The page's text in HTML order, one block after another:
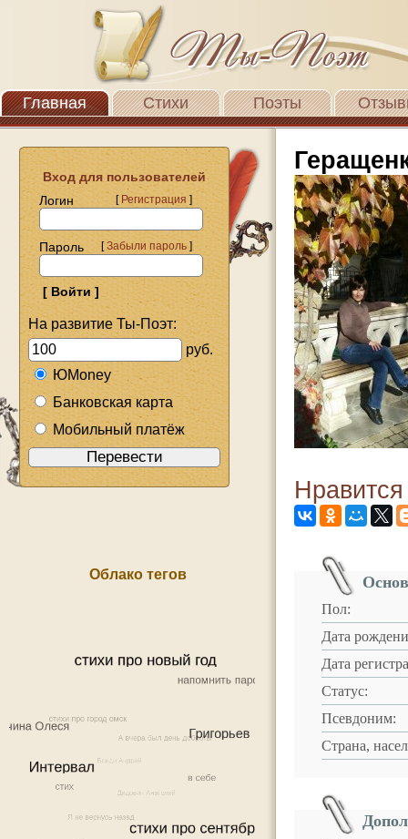
Главная Стихи Поэты
Вход для пользователей
Логин
[Регистрация]
Пароль [Забыли пароль]
На развитие Ты-Поэт:
руб.
ЮMoney
Банковская карта
Мобильный платёж
Облако тегов
Пол:
Дата
Дата
Статус:
Псевдоним:
Страна,